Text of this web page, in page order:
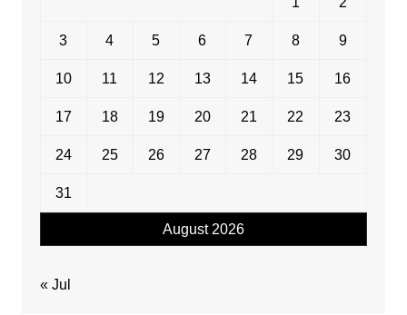
August 2026
3 4 5 6 7 8 9
10 11 12 13 14 15 16
17 18 19 20 21 22 23
24 25 26 27 28 29 30
31
« Jul